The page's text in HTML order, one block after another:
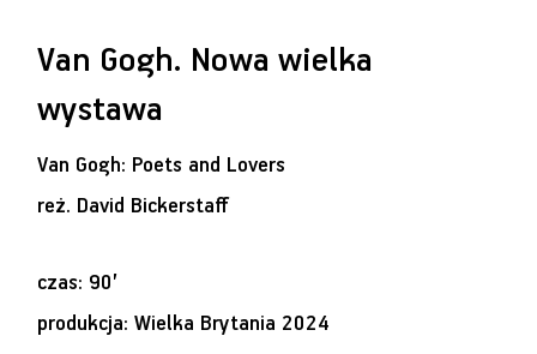
Van Gogh. Nowa wielka
wystawa
Van Gogh: Poets and Lovers
reż. David Bickerstaff
czas: 90’
produkcja: Wielka Brytania 2024